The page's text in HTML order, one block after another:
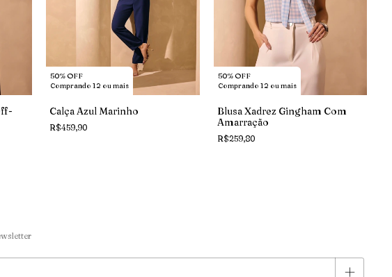
50% OFF
Comprando 12 ou mais
Calça Azul Marinho
R$459,90
50% OFF
Comprando 12 ou mais
Blusa Xadrez Gingham Com
Amarração
R$259,80